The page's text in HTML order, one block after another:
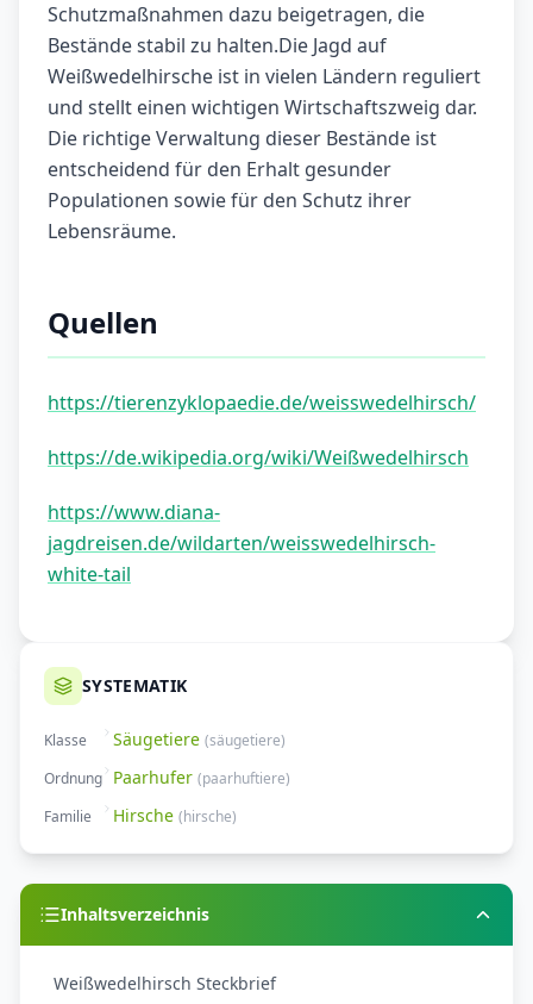
Schutzmaßnahmen dazu beigetragen, die
Bestände stabil zu halten.Die Jagd auf
Weißwedelhirsche ist in vielen Ländern reguliert
und stellt einen wichtigen Wirtschaftszweig dar.
Die richtige Verwaltung dieser Bestände ist
entscheidend für den Erhalt gesunder
Populationen sowie für den Schutz ihrer
Lebensräume.
Quellen
https://tierenzyklopaedie.de/weisswedelhirsch/
https://de.wikipedia.org/wiki/Weißwedelhirsch
https://www.diana-
jagdreisen.de/wildarten/weisswedelhirsch-
white-tail
SYSTEMATIK
Klasse Säugetiere (säugetiere)
Ordnung Paarhufer (paarhuftiere)
Familie
Hirsche (hirsche)
Inhaltsverzeichnis
Weißwedelhirsch Steckbrief